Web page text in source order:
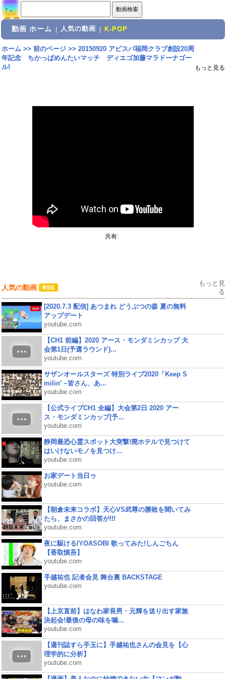
動画 ホーム 人気の動画 K-POP
ホーム>> 前のページ>> 20150920 アビスパ福岡クラブ創設20周
年記念 ちかっぱめんたいマッチ ディエゴ加藤マラドーナゴー
ル!
もっと見る
共有:
人気の動画
もっと見
る
[2020.7.3 配信] あつまれ どうぶつの森 夏の無料
アップデート
youtube.com
【CH1 前編】2020 アース・モンダミンカップ 大
会第1日(予選ラウンド)...
youtube.com
サザンオールスターズ 特別ライブ2020「Keep S
milin’ ~皆さん、あ...
youtube.com
【公式ライブCH1 全編】大会第2日 2020 アー
ス・モンダミンカップ(予...
youtube.com
静岡最恐心霊スポット大突撃!廃ホテルで見つけて
はいけないモノを見つけ...
youtube.com
お家デート当日ゥ
youtube.com
【朝倉未来コラボ】天心VS武尊の勝敗を聞いてみ
たら、まさかの回答が!!!
youtube.com
夜に駆ける/YOASOBI 歌ってみた!しんごちん
【香取慎吾】
youtube.com
手越祐也 記者会見 舞台裏 BACKSTAGE
youtube.com
【上京直前】はなわ家長男・元輝を送り出す家族
決起会!最後の母の味を噛...
youtube.com
【週刊誌すら手玉に】手越祐也さんの会見を【心
理学的に分析】
youtube.com